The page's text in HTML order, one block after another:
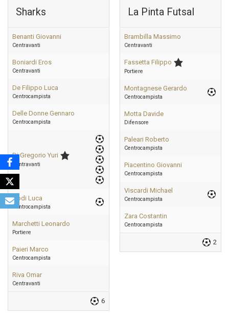
Sharks
Benanti Giovanni
Centravanti
Boniardi Eros
Centravanti
De Filippo Luca
Centrocampista
Delle Donne Gennaro
Centrocampista
Di Gregorio Yuri
Centravanti
Godi Luca
Centrocampista
Marchetti Leonardo
Portiere
Paieri Marco
Centrocampista
Riva Omar
Centravanti
6
La Pinta Futsal
Brambilla Massimo
Centravanti
Fassetta Filippo
Portiere
Montagnese Gerardo
Centrocampista
Motta Davide
Difensore
Paleari Roberto
Centrocampista
Piacentino Giovanni
Centrocampista
Viscardi Michael
Centrocampista
Zara Costantin
Centrocampista
2